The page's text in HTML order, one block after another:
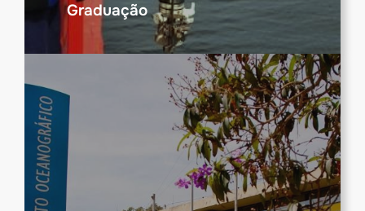
Graduação